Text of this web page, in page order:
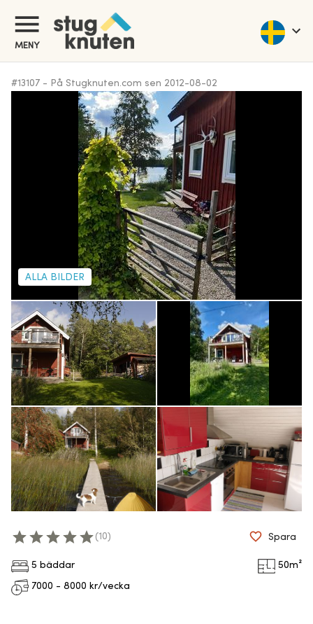
MENY
#13107 - På Stugknuten.com sen 2012-08-02
ALLA BILDER
5 bäddar 50m²
7000 - 8000 kr/vecka
( 10 ) Spara